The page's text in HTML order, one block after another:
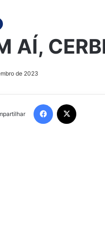
AÍ,
de 2023
Facebook